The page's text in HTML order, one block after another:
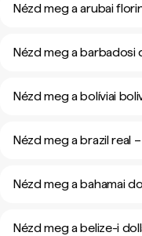
Nézd meg a arubai
Nézd meg a barbadosi
Nézd meg a bolíviai
Nézd meg a brazil real
Nézd meg a bahamai
Nézd meg a belize-i